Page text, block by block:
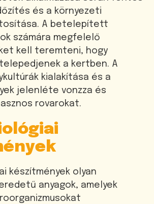
és a környezeti
A betelepített
számára megfelelő
kell teremteni, hogy
a kertben. A
kialakítása és a
jelenléte vonzza és
rovarokat.
készítmények olyan
anyagok, amelyek